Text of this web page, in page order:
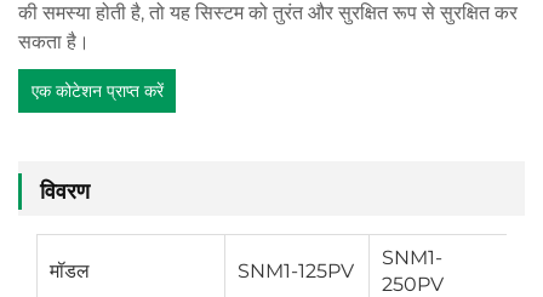
की समस्या होती है, तो यह सिस्टम को तुरंत और सुरक्षित रूप से सुरक्षित कर
सकता है।
एक कोटेशन प्राप्त करें
विवरण
मॉडल SNM1-125PV
SNM1-
250PV